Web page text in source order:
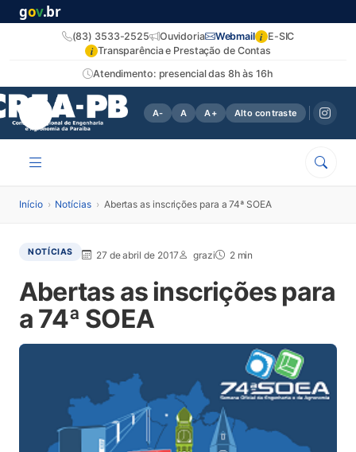
gov.br
Atendimento: presencial das 8h às 16h
(83) 3533-2525 Ouvidoria Webmail i E-SIC
i Transparência e Prestação de Contas
A- A A+ Alto contraste
Início › Notícias › Abertas as inscrições para a 74ª SOEA
NOTÍCIAS 27 de abril de 2017 grazi 2 min
Abertas as inscrições para
a 74ª SOEA